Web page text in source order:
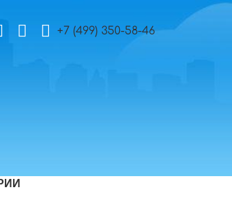
+7 (499) 350-58-46